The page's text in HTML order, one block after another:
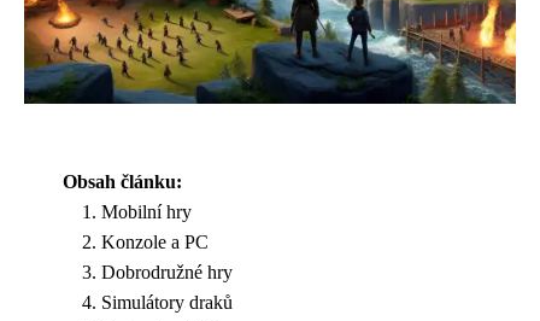
Obsah článku:
Mobilní hry
Konzole a PC
Dobrodružné hry
Simulátory draků